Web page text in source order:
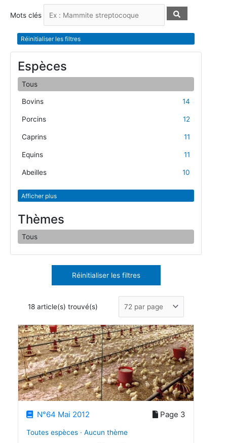
Mots clés
Réinitialiser les filtres
Espèces
Tous
Bovins 14
Porcins 12
Caprins 11
Equins 11
Abeilles 10
Afficher plus
Thèmes
Tous
Réinitialiser les filtres
18 article(s) trouvé(s)
N°64 Mai 2012 Page 3
Toutes espèces · Aucun thème